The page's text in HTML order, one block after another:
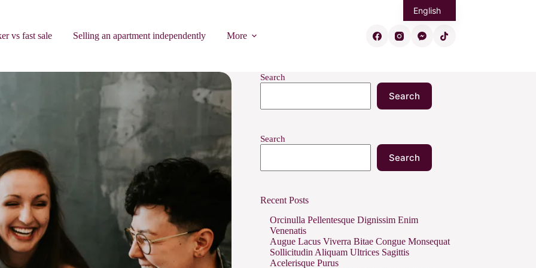
vs fast sale Selling an apartment independently More
Search
Search
Search
Search
Recent Posts
Orcinulla Pellentesque Dignissim Enim
Venenatis
Augue Lacus Viverra Bitae Congue Monsequat
Sollicitudin Aliquam Ultrices Sagittis
Acelerisque Purus
English
Eesti